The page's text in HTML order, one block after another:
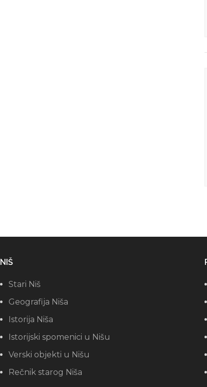
NIŠ
Stari Niš
Geografija Niša
Istorija Niša
Istorijski spomenici u Nišu
Verski objekti u Nišu
Rečnik starog Niša